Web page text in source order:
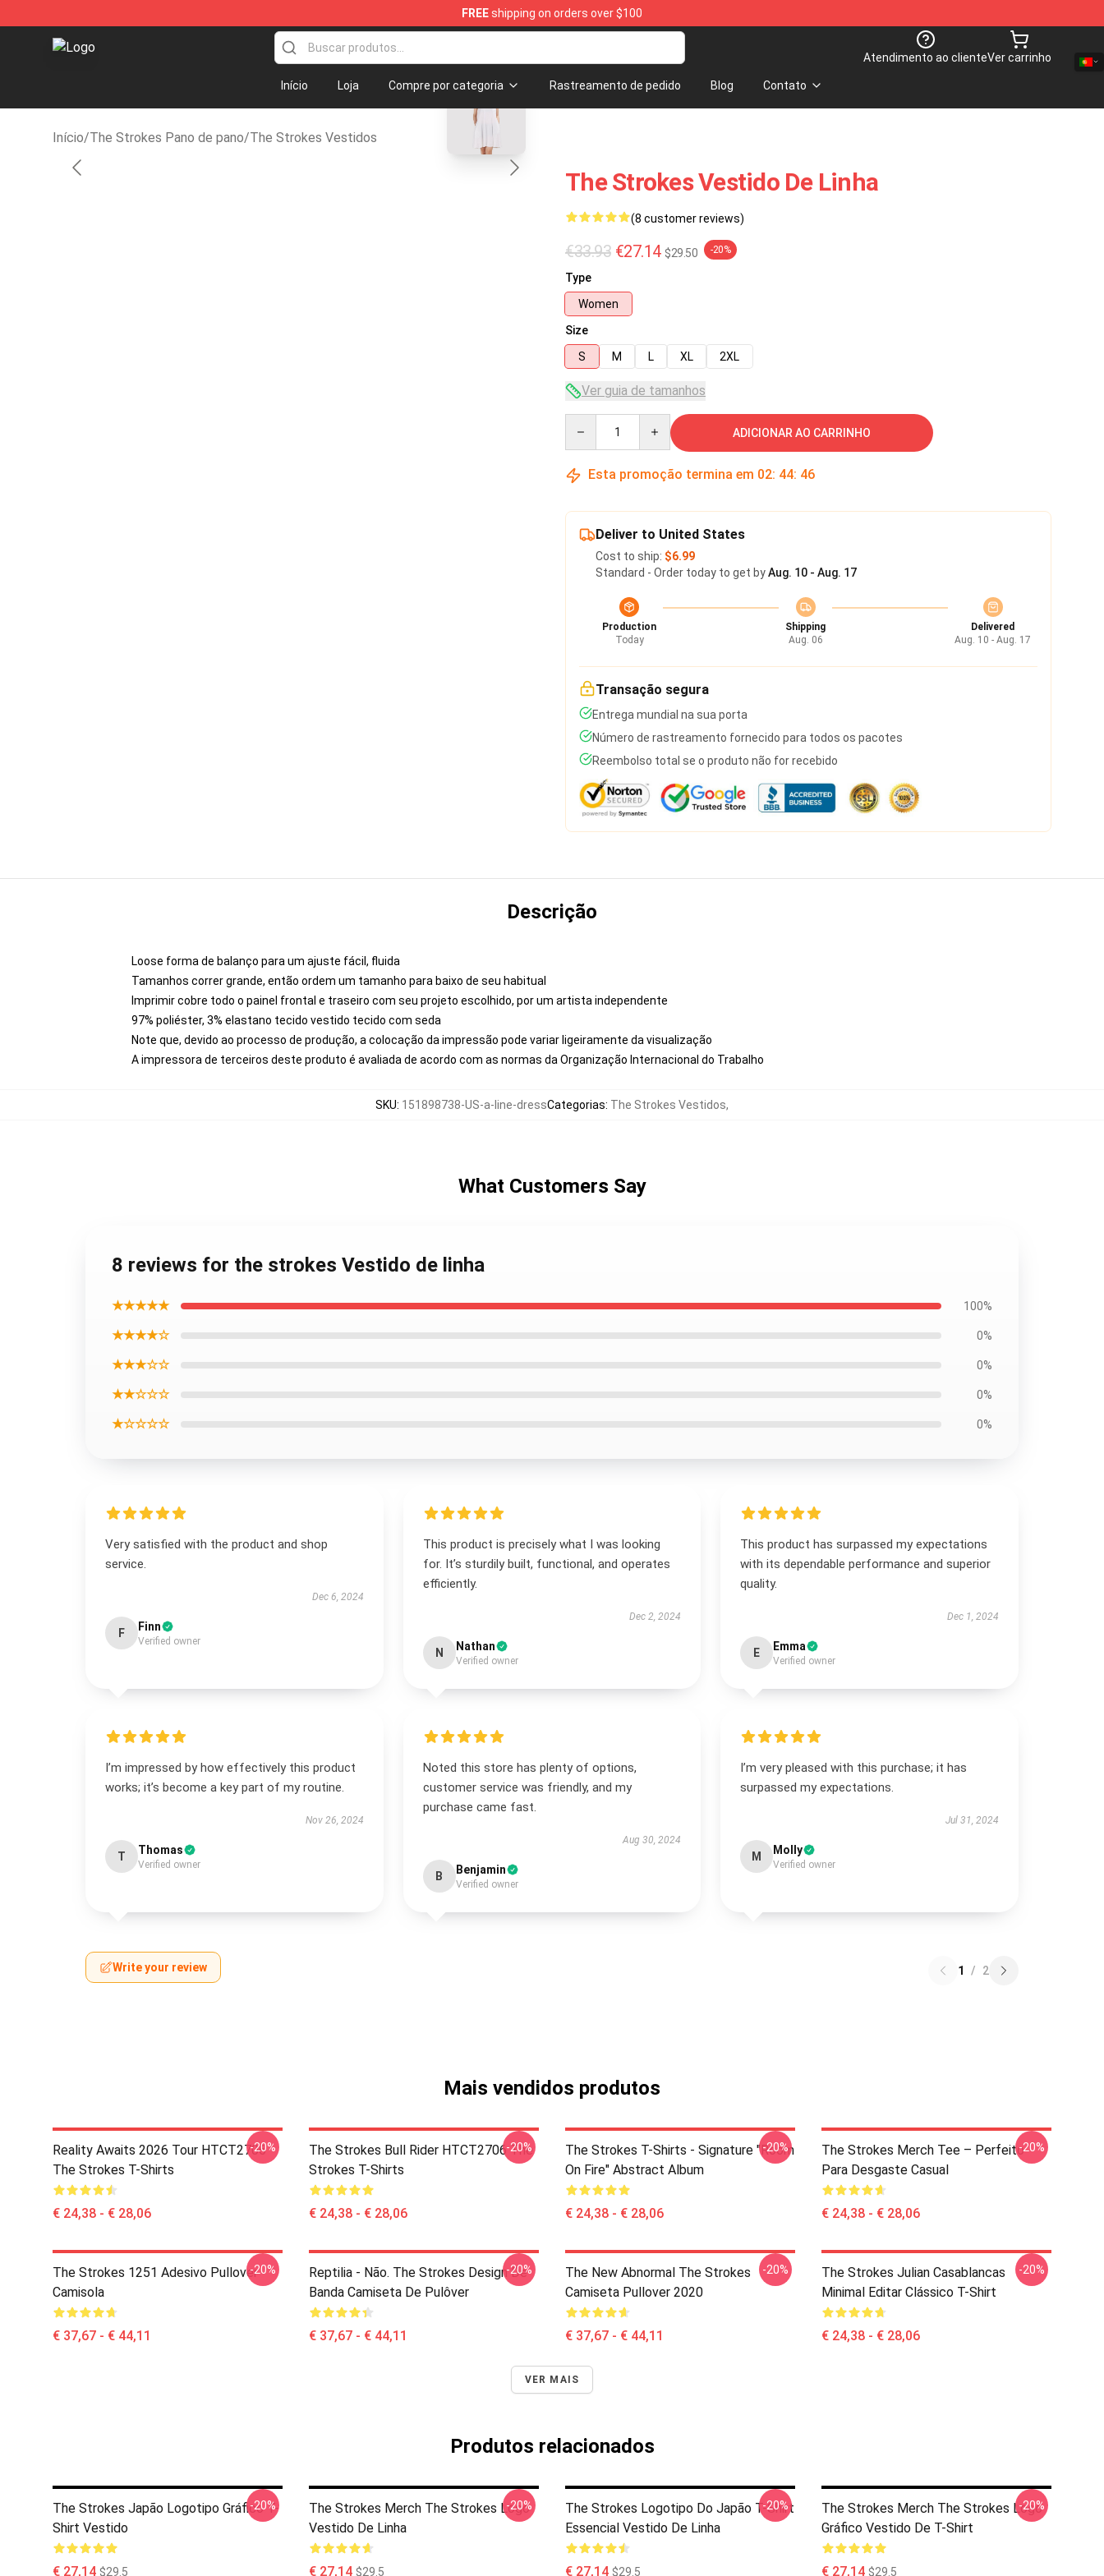
FREEshipping on orders over $100
The Strokes Shop - Official The Strokes Merchandise Store
Atendimento ao clienteVer carrinho
Início Loja Compre por categoria Rastreamento de pedido Blog Contato
Início/The Strokes Pano de pano/The Strokes Vestidos
blank template
The Strokes Vestido De Linha
(8 customer reviews)
€33.93 €27.14 $29.50 -20%
Type
Women
Size
S
M L XL 2XL
Ver guia de tamanhos
ADICIONAR AO CARRINHO
Esta promoção termina em 02: 44: 45
Deliver to United States
Cost to ship: $6.99
Standard - Order today to get byAug. 10 - Aug. 17
Production
Today
Shipping
Aug. 06
Delivered
Aug. 10 - Aug. 17
Transação segura
Entrega mundial na sua porta
Número de rastreamento fornecido para todos os pacotes
Reembolso total se o produto não for recebido
Descrição
Loose forma de balanço para um ajuste fácil, fluida
Tamanhos correr grande, então ordem um tamanho para baixo de seu habitual
Imprimir cobre todo o painel frontal e traseiro com seu projeto escolhido, por um artista independente
97% poliéster, 3% elastano tecido vestido tecido com seda
Note que, devido ao processo de produção, a colocação da impressão pode variar ligeiramente da visualização
A impressora de terceiros deste produto é avaliada de acordo com as normas da Organização Internacional do Trabalho
SKU: 151898738-US-a-line-dressCategorias: The Strokes Vestidos,
What Customers Say
8 reviews for the strokes Vestido de linha
★★★★★ 100%
★★★★☆ 0%
★★★☆☆ 0%
★★☆☆☆ 0%
★☆☆☆☆ 0%
Very satisfied with the product and shop
service.
Dec 6, 2024
F Finn
Verified owner
This product is precisely what I was looking
for. It’s sturdily built, functional, and operates
efficiently.
Dec 2, 2024
N Nathan
Verified owner
This product has surpassed my expectations
with its dependable performance and superior
quality.
Dec 1, 2024
E Emma
Verified owner
I’m impressed by how effectively this product
works; it’s become a key part of my routine.
Nov 26, 2024
T Thomas
Verified owner
Noted this store has plenty of options,
customer service was friendly, and my
purchase came fast.
Aug 30, 2024
B Benjamin
Verified owner
I’m very pleased with this purchase; it has
surpassed my expectations.
Jul 31, 2024
M Molly
Verified owner
Write your review 1 / 2
Mais vendidos produtos
Reality Awaits 2026 Tour HTCT2706
The Strokes T-Shirts
€ 24,38 - € 28,06
-20%
The Strokes Bull Rider HTCT2706 The
Strokes T-Shirts
€ 24,38 - € 28,06
-20%
The Strokes T-Shirts - Signature "Room
On Fire" Abstract Album
€ 24,38 - € 28,06
-20%
The Strokes Merch Tee – Perfeito
Para Desgaste Casual
€ 24,38 - € 28,06
-20%
The Strokes 1251 Adesivo Pullover
Camisola
€ 37,67 - € 44,11
-20%
Reptilia - Não. The Strokes Design De
Banda Camiseta De Pulôver
€ 37,67 - € 44,11
-20%
The New Abnormal The Strokes
Camiseta Pullover 2020
€ 37,67 - € 44,11
-20%
The Strokes Julian Casablancas
Minimal Editar Clássico T-Shirt
€ 24,38 - € 28,06
-20%
VER MAIS
Produtos relacionados
The Strokes Japão Logotipo Gráfico T-
Shirt Vestido
€ 27,14 $29.5
-20%
The Strokes Merch The Strokes Logo
Vestido De Linha
€ 27,14 $29.5
-20%
The Strokes Logotipo Do Japão T-Shirt
Essencial Vestido De Linha
€ 27,14 $29.5
-20%
The Strokes Merch The Strokes Logo
Gráfico Vestido De T-Shirt
€ 27,14 $29.5
-20%